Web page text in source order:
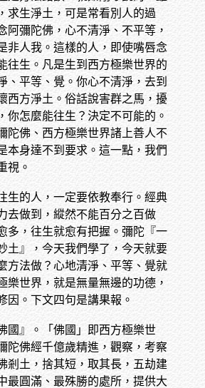
求生淨土，可是常看別人的過
阿彌陀佛，心不清淨、不平等，
非人我。這樣的人，即使嘴唇念
往生。凡是生到西方極樂世界的
、平等、覺。你心不清淨，去到
西方淨土。俗話說害群之馬，擾
你怎麼能往生？決定不可能的。
陀佛、西方極樂世界諸上善人不
本身達不到要求。這一點，我們
視。
生的人，一定要依教奉行。經典
去做到，縱然不能百分之百做
多，往生就愈有把握。彌陀『一
土』，今天我們學了，今天就要
方法做？心地清淨、平等、覺就
樂世界，就是無量無邊的功德，
因。下文四句是講果報。
國』。「佛國」即西方極樂世
陀佛經千億歲精進，觀察，考察
剎土，捨其短，取其長，五劫建
最圓滿、最殊勝的處所，提供大